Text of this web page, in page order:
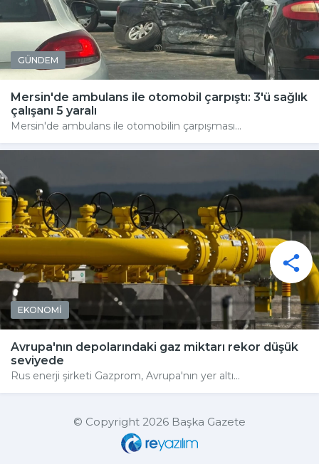
GÜNDEM
Mersin'de ambulans ile otomobil çarpıştı: 3'ü sağlık
çalışanı 5 yaralı
Mersin'de ambulans ile otomobilin çarpışması...
EKONOMİ
Avrupa'nın depolarındaki gaz miktarı rekor düşük
seviyede
Rus enerji şirketi Gazprom, Avrupa'nın yer altı...
© Copyright 2026 Başka Gazete